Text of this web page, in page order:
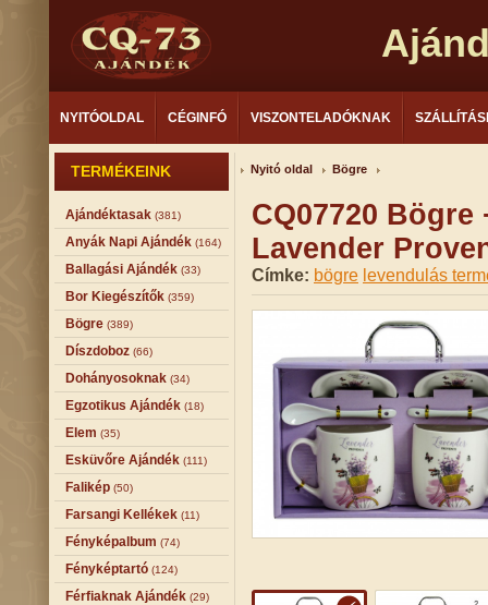
NYITÓOLDAL CÉGINFÓ VISZONTELADÓKNAK
TERMÉKEINK
Ajándéktasak (381)
Anyák Napi Ajándék (164)
Ballagási Ajándék (33)
Bor Kiegészítők (359)
Bögre (389)
Díszdoboz (66)
Dohányosoknak (34)
Egzotikus Ajándék (18)
Elem (35)
Esküvőre Ajándék (111)
Falikép (50)
Farsangi Kellékek (11)
Fényképalbum (74)
Fényképtartó (124)
Férfiaknak Ajándék (29)
Nyitó oldal Bögre
CQ07720
Lavender
Címke: bögre levendulás